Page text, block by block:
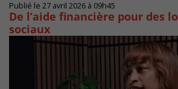
Publié le 27 avril 2026 à 09h45
De l’aide financière pour des
sociaux